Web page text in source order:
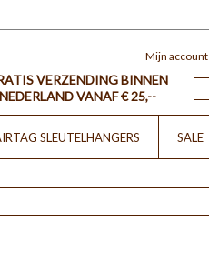
VERZENDING BINNEN
NEDERLAND VANAF € 25,--
Mijn account
SLEUTELHANGERS SALE